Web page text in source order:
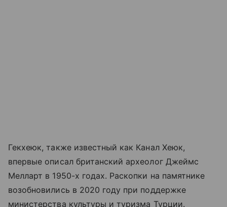
Гекхеюк, также известный как Канал Хеюк,
впервые описал британский археолог Джеймс
Мелларт в 1950-х годах. Раскопки на памятнике
возобновились в 2020 году при поддержке
министерства культуры и туризма Турции.